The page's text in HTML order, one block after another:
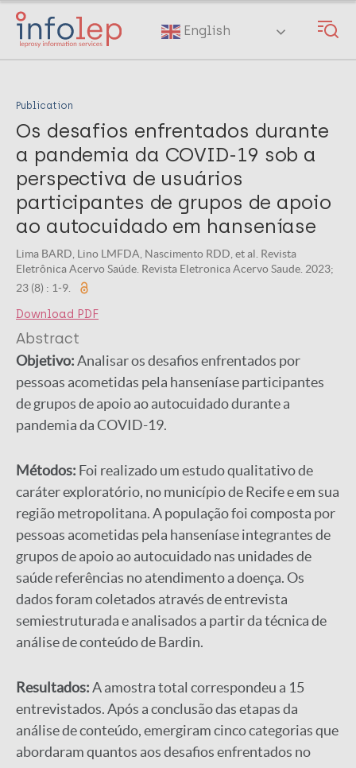
Skip
main
English
Publication
Os desafios enfrentados durante
a pandemia da COVID-19 sob a
perspectiva de usuários
participantes de grupos de apoio
ao autocuidado em hanseníase
Lima BARD, Lino LMFDA, Nascimento RDD, et al. Revista
Eletrônica Acervo Saúde. Revista Eletronica Acervo Saude. 2023;
23 (8) : 1-9.
Download PDF
Abstract
Objetivo:Analisar os desafios enfrentados por
pessoas acometidas pela hanseníase participantes
de grupos de apoio ao autocuidado durante a
pandemia da COVID-19.
Métodos: Foi realizado um estudo qualitativo de
caráter exploratório, no município de Recife e em sua
região metropolitana. A população foi composta por
pessoas acometidas pela hanseníase integrantes de
grupos de apoio ao autocuidado nas unidades de
saúde referências no atendimento a doença. Os
dados foram coletados através de entrevista
semiestruturada e analisados a partir da técnica de
análise de conteúdo de Bardin.
Resultados:A amostra total correspondeu a 15
entrevistados. Após a conclusão das etapas da
análise de conteúdo, emergiram cinco categorias que
abordaram quantos aos desafios enfrentados no